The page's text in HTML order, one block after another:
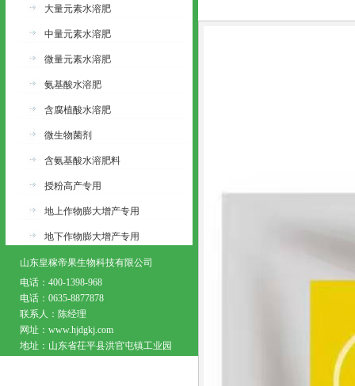
大量元素水溶肥
中量元素水溶肥
微量元素水溶肥
氨基酸水溶肥
含腐植酸水溶肥
微生物菌剂
含氨基酸水溶肥料
授粉高产专用
地上作物膨大增产专用
地下作物膨大增产专用
山东皇稼帝果生物科技有限公司
电话：400-1398-968
电话：0635-8877878
联系人：陈经理
网址：www.hjdgkj.com
地址：山东省茌平县洪官屯镇工业园